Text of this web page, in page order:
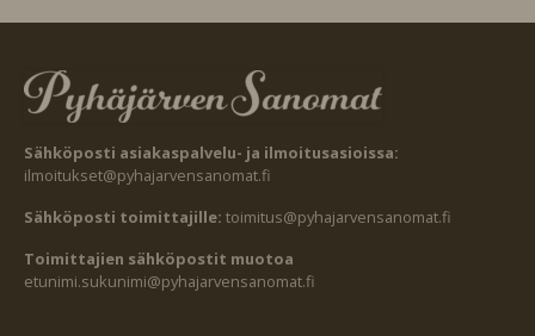
Sähköposti asiakaspalvelu- ja ilmoitusasioissa:
ilmoitukset@pyhajarvensanomat.fi
Sähköposti toimittajille: toimitus@pyhajarvensanomat.fi
Toimittajien sähköpostit muotoa
etunimi.sukunimi@pyhajarvensanomat.fi